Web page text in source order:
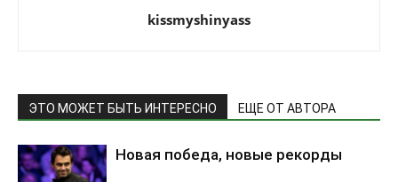
kissmyshinyass
ЭТО МОЖЕТ БЫТЬ ИНТЕРЕСНО ЕЩЕ ОТ АВТОРА
Новая победа, новые рекорды